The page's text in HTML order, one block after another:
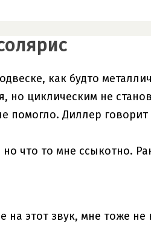
как будто
но циклическим не
Диллер говорит
что то мне ссыкотно.
этот звук, мне тоже не